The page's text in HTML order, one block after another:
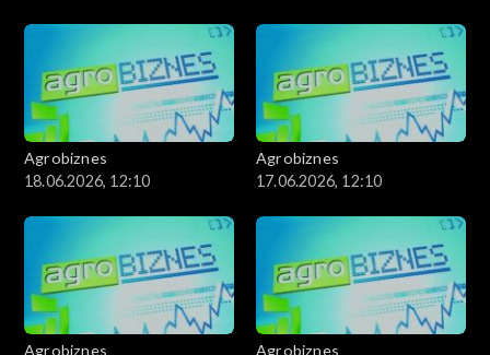
Agrobiznes
18.06.2026, 12:10
Agrobiznes
17.06.2026, 12:10
Agrobiznes Agrobiznes